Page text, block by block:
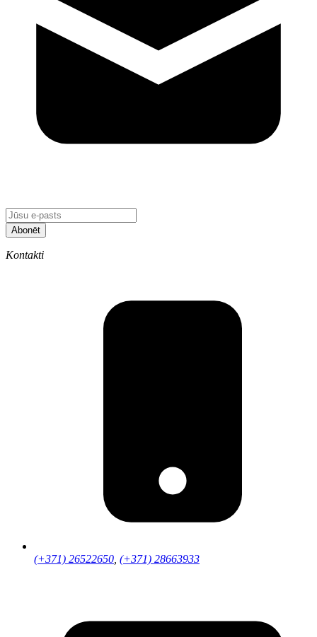
Abonēt
Kontakti
(+371) 26522650 (+371) 28663933